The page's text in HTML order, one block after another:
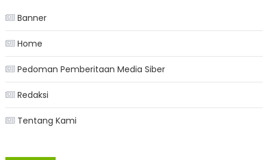
Banner
Home
Pedoman Pemberitaan Media Siber
Redaksi
Tentang Kami